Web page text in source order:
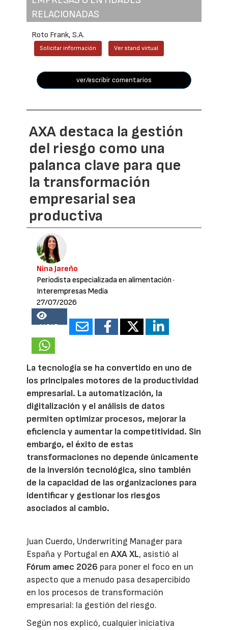
RELACIONADAS
Roto Frank, S.A.
Solicitar información Ver stand virtual
ver/escribir comentarios
AXA destaca la gestión
del riesgo como una
palanca clave para que
la transformación
empresarial sea
productiva
Nina Jareño
Periodista especializada en alimentación ·
Interempresas Media
27/07/2026
14817
La tecnología se ha convertido en uno de
los principales motores de la productividad
empresarial. La automatización, la
digitalización y el análisis de datos
permiten optimizar procesos, mejorar la
eficiencia y aumentar la competitividad. Sin
embargo, el éxito de estas
transformaciones no depende únicamente
de la inversión tecnológica, sino también
de la capacidad de las organizaciones para
identificar y gestionar los riesgos
asociados al cambio.
Juan Cuerdo, Underwriting Manager para
España y Portugal enAXA XL, asistió al
Fórum amec 2026 para poner el foco en un
aspecto que a menudo pasa desapercibido
en los procesos de transformación
empresarial: la gestión del riesgo.
Según nos explicó, cualquier iniciativa